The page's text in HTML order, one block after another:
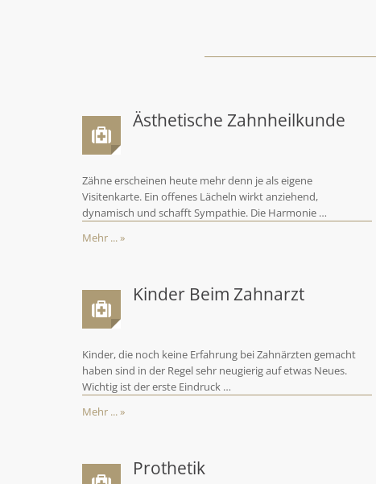
Ästhetische Zahnheilkunde
Zähne erscheinen heute mehr denn je als eigene
Visitenkarte. Ein offenes Lächeln wirkt anziehend,
dynamisch und schafft Sympathie. Die Harmonie …
Mehr ... »
Kinder Beim Zahnarzt
Kinder, die noch keine Erfahrung bei Zahnärzten gemacht
haben sind in der Regel sehr neugierig auf etwas Neues.
Wichtig ist der erste Eindruck …
Mehr ... »
Prothetik